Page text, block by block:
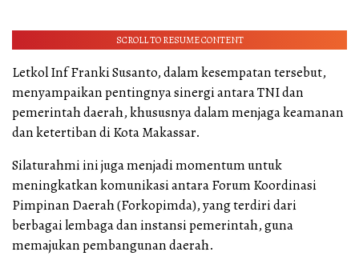
SCROLL TO RESUME CONTENT
Letkol Inf Franki Susanto, dalam kesempatan tersebut,
menyampaikan pentingnya sinergi antara TNI dan
pemerintah daerah, khususnya dalam menjaga keamanan
dan ketertiban di Kota Makassar.
Silaturahmi ini juga menjadi momentum untuk
meningkatkan komunikasi antara Forum Koordinasi
Pimpinan Daerah (Forkopimda), yang terdiri dari
berbagai lembaga dan instansi pemerintah, guna
memajukan pembangunan daerah.